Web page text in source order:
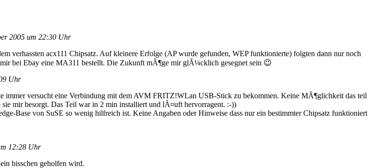
2005 um 22:30 Uhr
verhassten acx111 Chipsatz. Auf kleinere Erfolge (AP wurde gefunden, WEP funktionierte) folgten dann nur noch
bei Ebay eine MA311 bestellt. Die Zukunft mÃ¶ge mir glÃ¼cklich gesegnet sein 😉
Uhr
immer versucht eine Verbindung mit dem AVM FRITZ!WLan USB-Stick zu bekommen. Keine MÃ¶glichkeit das teil
mir besorgt. Das Teil war in 2 min installiert und lÃ¤uft hervorragent. :-))
Base von SuSE so wenig hilfreich ist. Keine Angaben oder Hinweise dass nur ein bestimmter Chipsatz funktioniert
12:28 Uhr
bisschen geholfen wird.